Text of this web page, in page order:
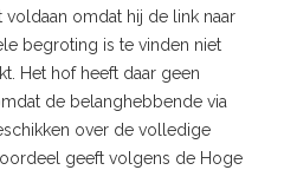
omdat hij de link naar
begroting is te vinden niet
Het hof heeft daar geen
de belanghebbende via
over de volledige
geeft volgens de Hoge